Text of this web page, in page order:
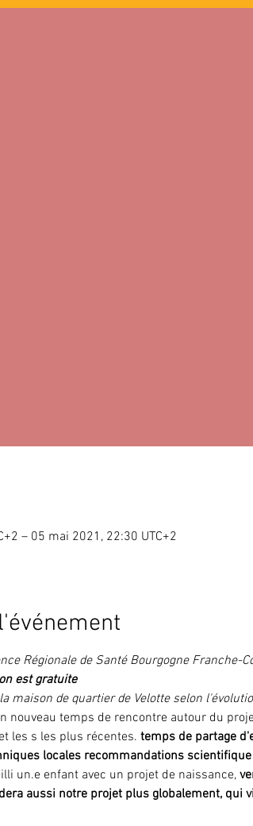
– 05 mai 2021, 22:30 UTC+2
Régionale de Santé Bourgogne Franche-
est gratuite
maison de quartier de Velotte selon
nouveau temps de rencontre autour du
et les s les plus récentes. temps de partage
locales recommandations scientifique
un.e enfant avec un projet de naissance,
aussi notre projet plus globalement, qui